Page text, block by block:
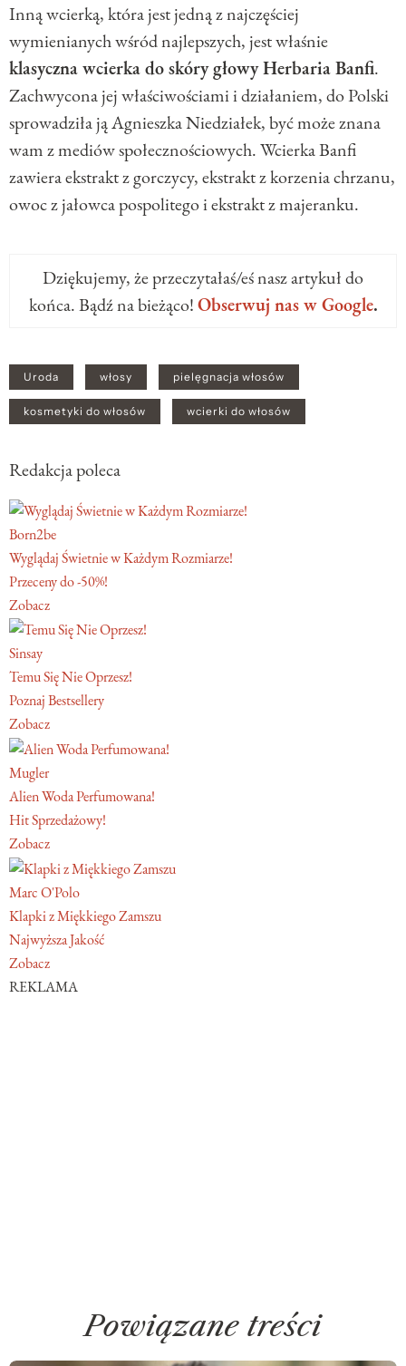
Inną wcierką, która jest jedną z najczęściej
wymienianych wśród najlepszych, jest właśnie
klasyczna wcierka do skóry głowy Herbaria Banfi.
Zachwycona jej właściwościami i działaniem, do Polski
sprowadziła ją Agnieszka Niedziałek, być może znana
wam z mediów społecznościowych. Wcierka Banfi
zawiera ekstrakt z gorczycy, ekstrakt z korzenia chrzanu,
owoc z jałowca pospolitego i ekstrakt z majeranku.
Dziękujemy, że przeczytałaś/eś nasz artykuł do
końca. Bądź na bieżąco!Obserwuj nas w Google.
Uroda włosy pielęgnacja włosów
kosmetyki do włosów wcierki do włosów
Redakcja poleca
Born2be
Wyglądaj Świetnie w Każdym Rozmiarze!
Przeceny do -50%!
Zobacz
Sinsay
Temu Się Nie Oprzesz!
Poznaj Bestsellery
Zobacz
Mugler
Alien Woda Perfumowana!
Hit Sprzedażowy!
Zobacz
Marc O'Polo
Klapki z Miękkiego Zamszu
Najwyższa Jakość
Zobacz
REKLAMA
Powiązane treści